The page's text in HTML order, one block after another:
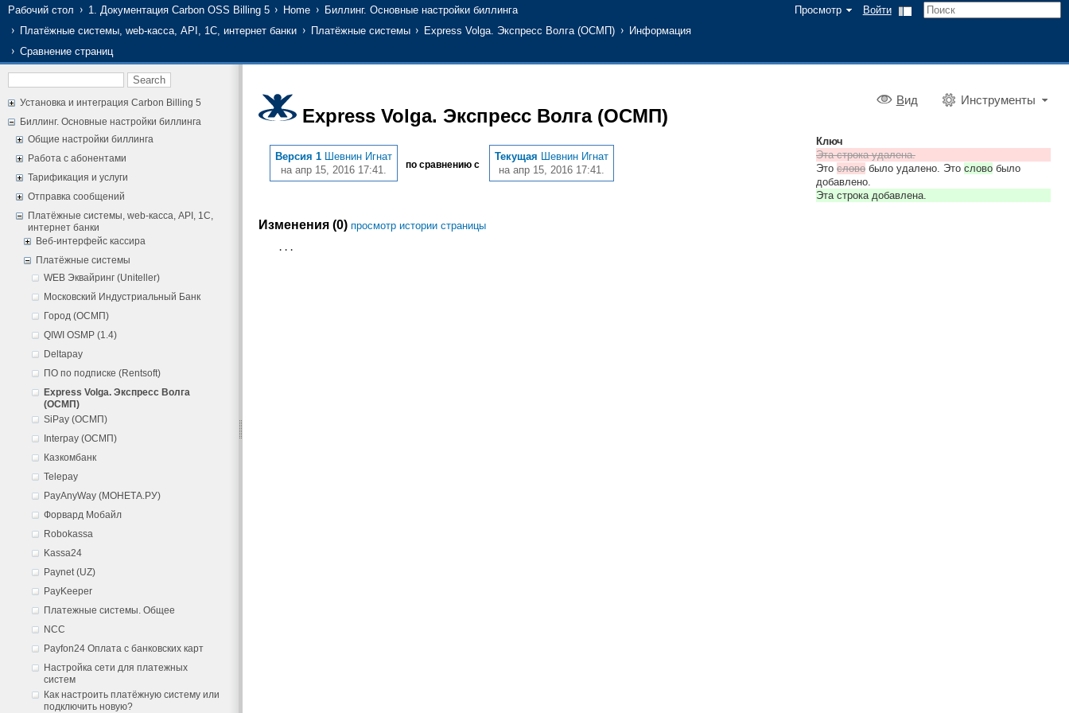
Просмотр Войти
Рабочий стол 1. Документация Carbon OSS Billing 5 Home
Биллинг. Основные настройки биллинга
Платёжные системы, web-касса, API, 1С, интернет банки
Платёжные системы Express Volga. Экспресс Волга (ОСМП)
Информация
Сравнение страниц
Установка и интеграция Carbon Billing 5
Биллинг. Основные настройки биллинга
Общие настройки биллинга
Работа с абонентами
Тарификация и услуги
Отправка сообщений
Платёжные системы, web-касса, API, 1С,
интернет банки
Веб-интерфейс кассира
Платёжные системы
WEB Эквайринг (Uniteller)
Московский Индустриальный Банк
Город (ОСМП)
QIWI OSMP (1.4)
Deltapay
ПО по подписке (Rentsoft)
Express Volga. Экспресс Волга
(ОСМП)
SiPay (ОСМП)
Interpay (ОСМП)
Казкомбанк
Telepay
PayAnyWay (МОНЕТА.РУ)
Форвард Мобайл
Robokassa
Kassa24
Paynet (UZ)
PayKeeper
Платежные системы. Общее
NCC
Payfon24 Оплата с банковских карт
Настройка сети для платежных
систем
Как настроить платёжную систему или
подключить новую?
Вид Инструменты
Express Volga. Экспресс Волга (ОСМП)
Версия 1 Шевнин Игнат
на апр 15, 2016 17:41.
по сравнению с
Текущая Шевнин Игнат
на апр 15, 2016 17:41.
Ключ
Эта строка удалена.
Это слово было удалено. Это слово было
добавлено.
Эта строка добавлена.
Изменения (0) просмотр истории страницы
...